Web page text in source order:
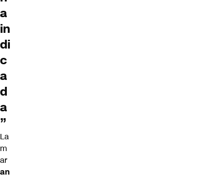
a
in
di
c
a
d
a
”
La
m
ar
an